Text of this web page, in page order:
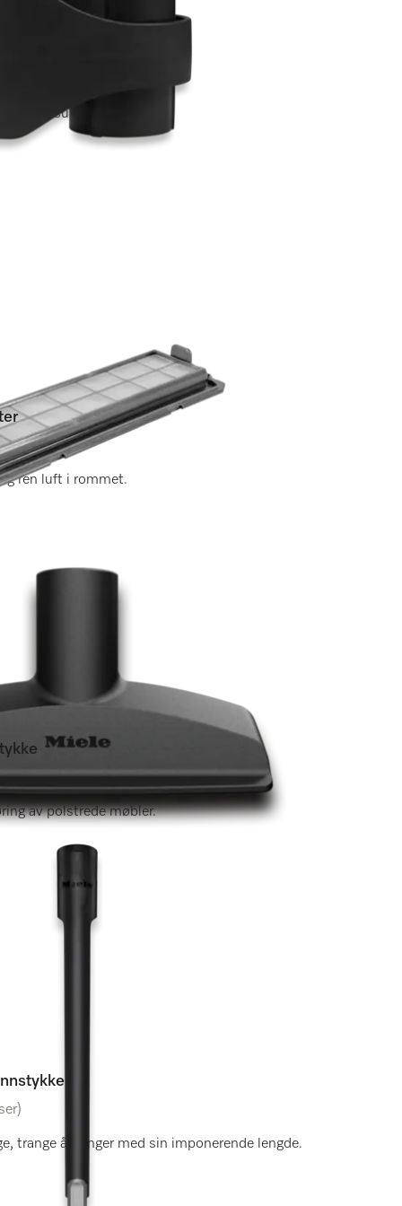
støvsuging.
ren luft i rommet.
av polstrede møbler.
trange åpninger med sin imponerende lengde.